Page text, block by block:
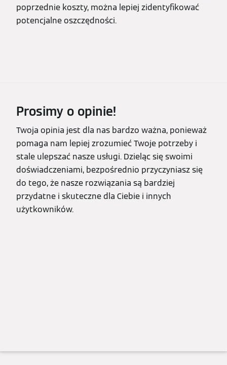
poprzednie koszty, można lepiej zidentyfikować
potencjalne oszczędności.
Prosimy o opinie!
Twoja opinia jest dla nas bardzo ważna, ponieważ
pomaga nam lepiej zrozumieć Twoje potrzeby i
stale ulepszać nasze usługi. Dzieląc się swoimi
doświadczeniami, bezpośrednio przyczyniasz się
do tego, że nasze rozwiązania są bardziej
przydatne i skuteczne dla Ciebie i innych
użytkowników.